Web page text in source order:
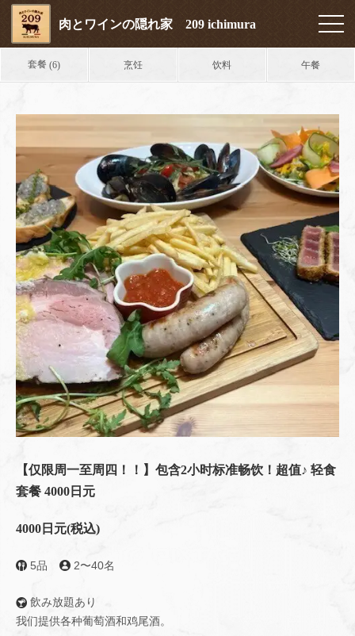
肉とワインの隠れ家 209 ichimura
套餐(6) 烹饪 饮料 午餐
【仅限周一至周四！！】包含2小时标准畅饮！超值♪ 轻食
套餐 4000日元
4000日元(税込)
5品 2〜40名
飲み放題あり
我们提供各种葡萄酒和鸡尾酒。